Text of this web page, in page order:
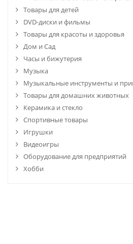
Товары для детей
DVD-диски и фильмы
Товары для красоты и здоровья
Дом и Сад
Часы и бижутерия
Музыка
Музыкальные инструменты и
Товары для домашних животных
Керамика и стекло
Спортивные товары
Игрушки
Видеоигры
Оборудование для предприятий
Хобби